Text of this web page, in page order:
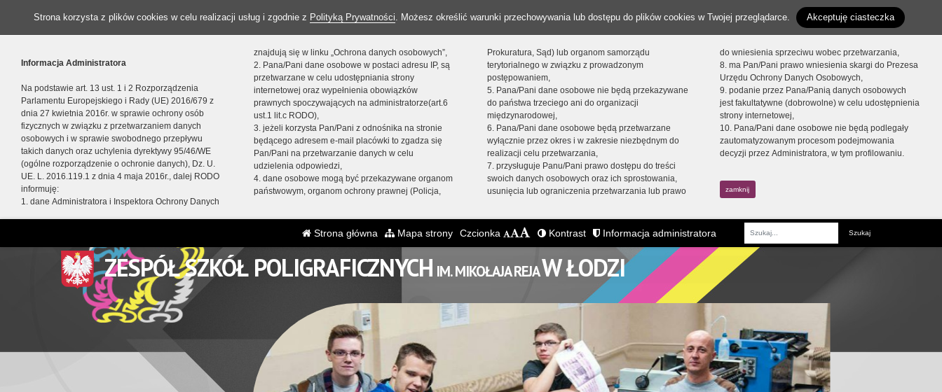
Strona korzysta z plików cookies w celu realizacji usług i zgodnie z Polityką Prywatności. Możesz określić warunki przechowywania lub dostępu do plików cookies w Twojej przeglądarce. Akceptuję ciasteczka
Informacja Administratora
Na podstawie art. 13 ust. 1 i 2 Rozporządzenia
Parlamentu Europejskiego i Rady (UE) 2016/679 z
dnia 27 kwietnia 2016r. w sprawie ochrony osób
fizycznych w związku z przetwarzaniem danych
osobowych i w sprawie swobodnego przepływu
takich danych oraz uchylenia dyrektywy 95/46/WE
(ogólne rozporządzenie o ochronie danych), Dz. U.
UE. L. 2016.119.1 z dnia 4 maja 2016r., dalej RODO
informuję:
1. dane Administratora i Inspektora Ochrony Danych
znajdują się w linku „Ochrona danych osobowych”,
2. Pana/Pani dane osobowe w postaci adresu IP, są
przetwarzane w celu udostępniania strony
internetowej oraz wypełnienia obowiązków
prawnych spoczywających na administratorze(art.6
ust.1 lit.c RODO),
3. jeżeli korzysta Pan/Pani z odnośnika na stronie
będącego adresem e-mail placówki to zgadza się
Pan/Pani na przetwarzanie danych w celu
udzielenia odpowiedzi,
4. dane osobowe mogą być przekazywane organom
państwowym, organom ochrony prawnej (Policja,
Prokuratura, Sąd) lub organom samorządu
terytorialnego w związku z prowadzonym
postępowaniem,
5. Pana/Pani dane osobowe nie będą przekazywane
do państwa trzeciego ani do organizacji
międzynarodowej,
6. Pana/Pani dane osobowe będą przetwarzane
wyłącznie przez okres i w zakresie niezbędnym do
realizacji celu przetwarzania,
7. przysługuje Panu/Pani prawo dostępu do treści
swoich danych osobowych oraz ich sprostowania,
usunięcia lub ograniczenia przetwarzania lub prawo
do wniesienia sprzeciwu wobec przetwarzania,
8. ma Pan/Pani prawo wniesienia skargi do Prezesa
Urzędu Ochrony Danych Osobowych,
9. podanie przez Pana/Panią danych osobowych
jest fakultatywne (dobrowolne) w celu udostępnienia
strony internetowej,
10. Pana/Pani dane osobowe nie będą podlegały
zautomatyzowanym procesom podejmowania
decyzji przez Administratora, w tym profilowaniu.
zamknij
Strona główna Mapa strony Czcionka Kontrast Informacja administratora
Fraza
ZESPÓŁ SZKÓŁ POLIGRAFICZNYCH IM. MIKOŁAJA REJAW ŁODZI